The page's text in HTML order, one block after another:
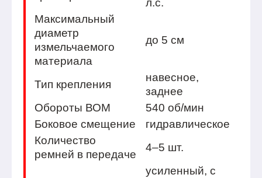
л.с.
Максимальный
диаметр
измельчаемого
материала
до 5 см
Тип крепления
навесное,
заднее
Обороты ВОМ
540 об/мин
Боковое смещение
гидравлическое
Количество
ремней в передаче
4–5 шт.
усиленный, с